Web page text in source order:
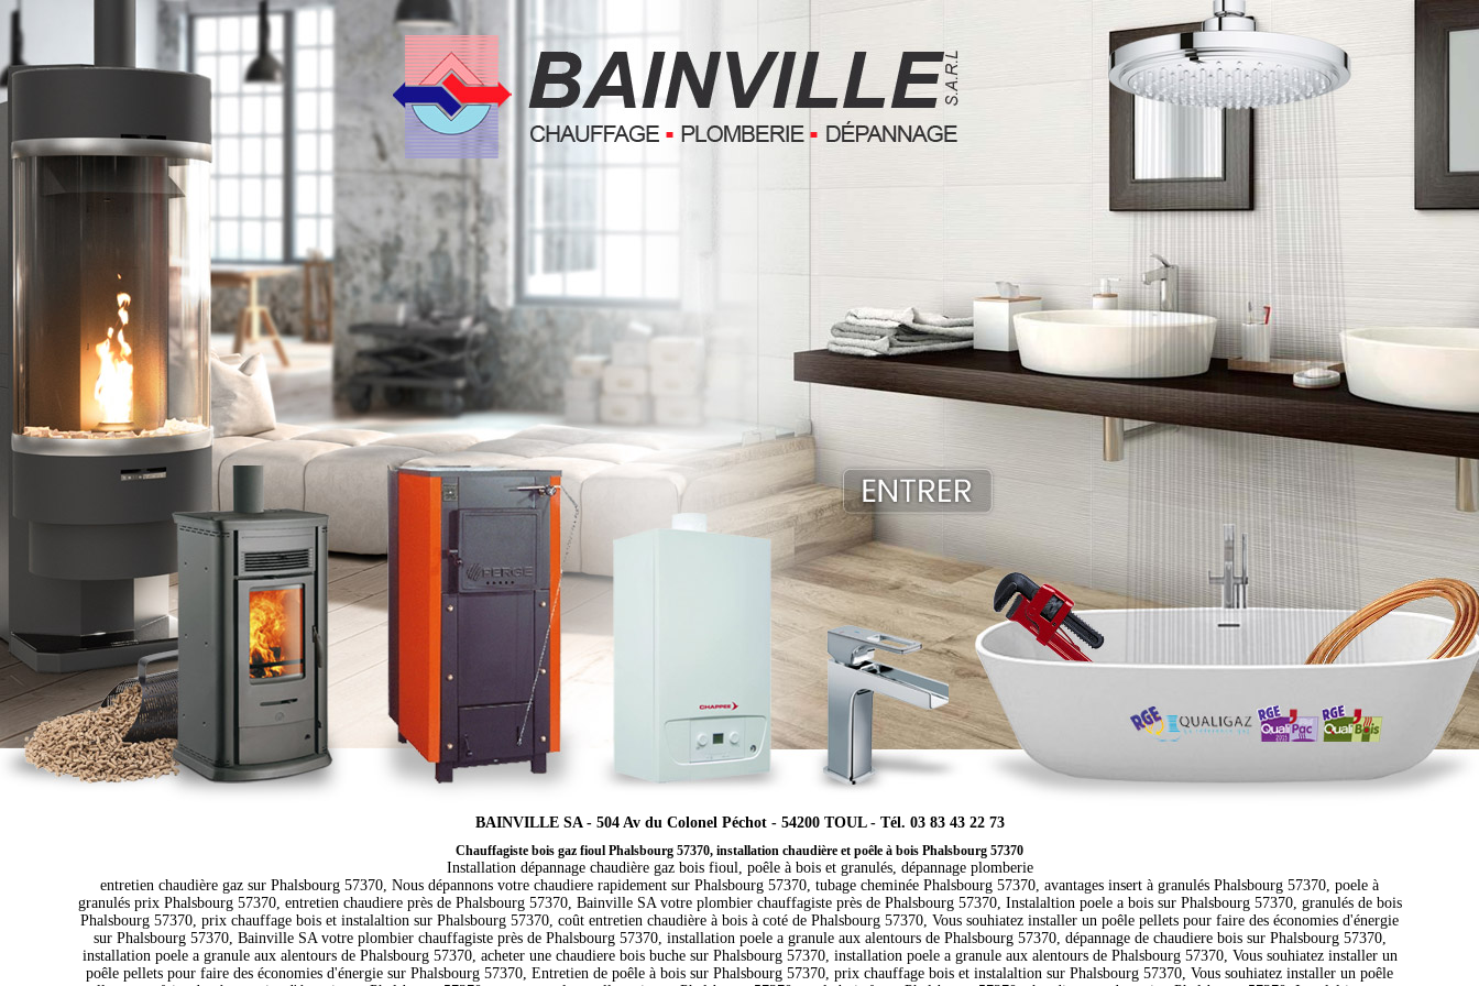
BAINVILLE SA - 504 Av du Colonel Péchot - 54200 TOUL - Tél. 03 83 43 22 73
Chauffagiste bois gaz fioul Phalsbourg 57370, installation chaudière et poêle à bois Phalsbourg 57370
Installation dépannage chaudière gaz bois fioul, poêle à bois et granulés, dépannage plomberie
entretien chaudière gaz sur Phalsbourg 57370, Nous dépannons votre chaudiere rapidement sur Phalsbourg 57370, tubage cheminée Phalsbourg 57370, avantages insert à granulés Phalsbourg 57370, poele à
granulés prix Phalsbourg 57370, entretien chaudiere près de Phalsbourg 57370, Bainville SA votre plombier chauffagiste près de Phalsbourg 57370, Instalaltion poele a bois sur Phalsbourg 57370, granulés de bois
Phalsbourg 57370, prix chauffage bois et instalaltion sur Phalsbourg 57370, coût entretien chaudière à bois à coté de Phalsbourg 57370, Vous souhiatez installer un poêle pellets pour faire des économies d'énergie
sur Phalsbourg 57370, Bainville SA votre plombier chauffagiste près de Phalsbourg 57370, installation poele a granule aux alentours de Phalsbourg 57370, dépannage de chaudiere bois sur Phalsbourg 57370,
installation poele a granule aux alentours de Phalsbourg 57370, acheter une chaudiere bois buche sur Phalsbourg 57370, installation poele a granule aux alentours de Phalsbourg 57370, Vous souhiatez installer un
poêle pellets pour faire des économies d'énergie sur Phalsbourg 57370, Entretien de poêle à bois sur Phalsbourg 57370, prix chauffage bois et instalaltion sur Phalsbourg 57370, Vous souhiatez installer un poêle